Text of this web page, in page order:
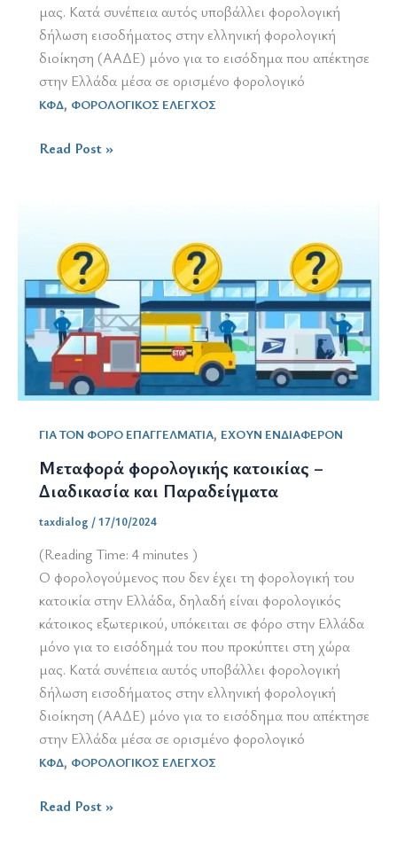
μας. Κατά συνέπεια αυτός υποβάλλει φορολογική
δήλωση εισοδήματος στην ελληνική φορολογική
διοίκηση (ΑΑΔΕ) μόνο για το εισόδημα που απέκτησε
στην Ελλάδα μέσα σε ορισμένο φορολογικό
ΚΦΔ, ΦΟΡΟΛΟΓΙΚΟΣ ΕΛΕΓΧΟΣ
Μεταφορά
Διαδικασία
και
Παραδείγματα
Read Post »
ΓΙΑ ΤΟΝ ΦΟΡΟ ΕΠΑΓΓΕΛΜΑΤΙΑ, ΕΧΟΥΝ ΕΝΔΙΑΦΕΡΟΝ
Μεταφορά φορολογικής κατοικίας –
Διαδικασία και Παραδείγματα
taxdialog /17/10/2024
(Reading Time: 4 minutes )
Ο φορολογούμενος που δεν έχει τη φορολογική του
κατοικία στην Ελλάδα, δηλαδή είναι φορολογικός
κάτοικος εξωτερικού, υπόκειται σε φόρο στην Ελλάδα
μόνο για το εισόδημά του που προκύπτει στη χώρα
μας. Κατά συνέπεια αυτός υποβάλλει φορολογική
δήλωση εισοδήματος στην ελληνική φορολογική
διοίκηση (ΑΑΔΕ) μόνο για το εισόδημα που απέκτησε
στην Ελλάδα μέσα σε ορισμένο φορολογικό
ΚΦΔ, ΦΟΡΟΛΟΓΙΚΟΣ ΕΛΕΓΧΟΣ
Μεταφορά
Read Post »